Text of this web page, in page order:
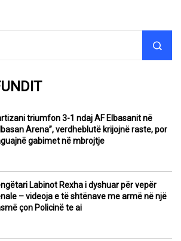
triumfon 3-1 ndaj AF Elbasanit në
Arena”, verdheblutë krijojnë raste, por
gabimet në mbrojtje
Labinot Rexha i dyshuar për vepër
– videoja e të shtënave me armë në një
çon Policinë te ai